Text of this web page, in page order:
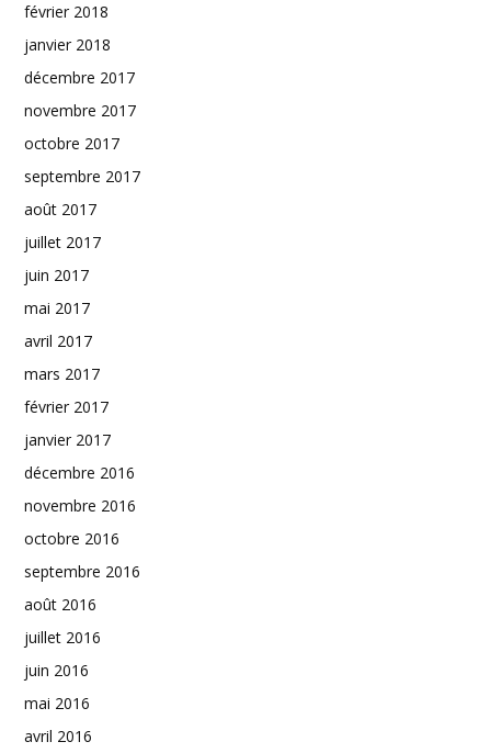
février 2018
janvier 2018
décembre 2017
novembre 2017
octobre 2017
septembre 2017
août 2017
juillet 2017
juin 2017
mai 2017
avril 2017
mars 2017
février 2017
janvier 2017
décembre 2016
novembre 2016
octobre 2016
septembre 2016
août 2016
juillet 2016
juin 2016
mai 2016
avril 2016